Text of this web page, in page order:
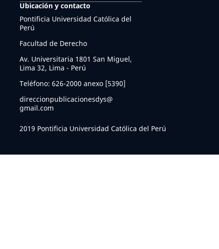
Ubicación y contacto
Pontificia Universidad Católica del
Perú
Facultad de Derecho
Av. Universitaria 1801 San Miguel,
Lima 32, Lima - Perú
Teléfono: 626-2000 anexo [5390]
direccionpublicacionesdys@
gmail.com
2019 Pontificia Universidad Católica del Perú